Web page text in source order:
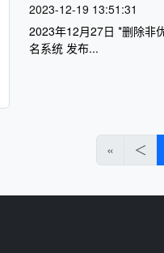
2023-12-19 13:51:31
2023年12月27日 *删除非
名系统 发布...
« ＜